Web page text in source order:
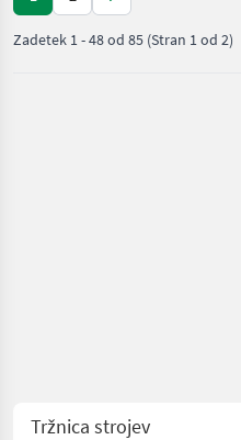
Zadetek 1-48od 85 (Stran 1 od 2)
Tržnica strojev